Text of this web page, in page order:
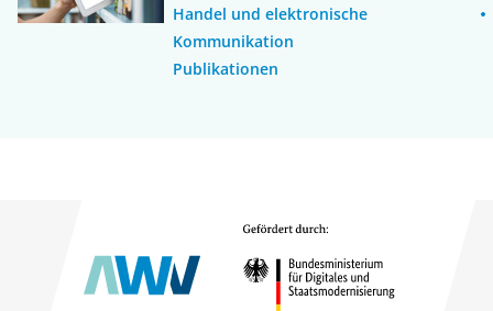
Handel und elektronische
Kommunikation
Publikationen